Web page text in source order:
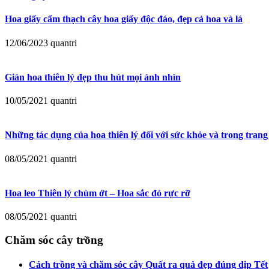
Hoa giấy cẩm thạch cây hoa giấy độc đáo, đẹp cả hoa và lá
12/06/2023 quantri
Giàn hoa thiên lý đẹp thu hút mọi ánh nhìn
10/05/2021 quantri
Những tác dụng của hoa thiên lý đối với sức khỏe và trong
08/05/2021 quantri
Hoa leo Thiên lý chùm ớt – Hoa sắc đỏ rực rỡ
08/05/2021 quantri
Chăm sóc cây trồng
Cách trồng và chăm sóc cây Quất ra quả đẹp đúng dịp Tết